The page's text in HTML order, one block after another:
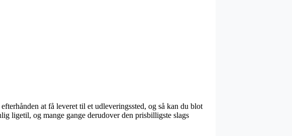
at få leveret til et udleveringssted, og så kan du blot
ligetil, og mange gange derudover den prisbilligste slags